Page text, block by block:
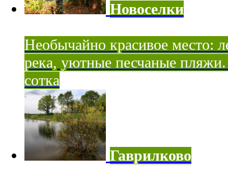
Новоселки
Необычайно красивое место:
река, уютные песчаные
сотка
Гаврилково